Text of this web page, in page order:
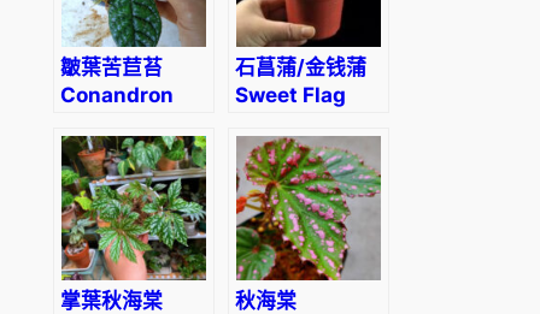
皺葉苦苣苔
Conandron
leaf
石菖蒲/金钱蒲
Sweet Flag
gramineus)
掌葉秋海棠
秋海棠